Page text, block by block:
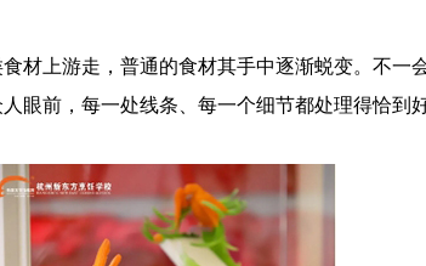
材上游走，普通的食材其手中逐渐蜕变。不一
眼前，每一处线条、每一个细节都处理得恰到